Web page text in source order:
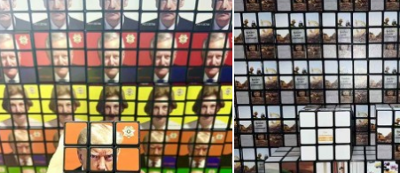
Solicitar
presupuesto
Solicitar
presupuesto